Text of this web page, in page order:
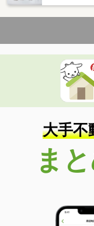
大手不
ま